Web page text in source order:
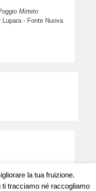
Mirteto
- Fonte Nuova
la tua fruizione.
tracciamo né raccogliamo